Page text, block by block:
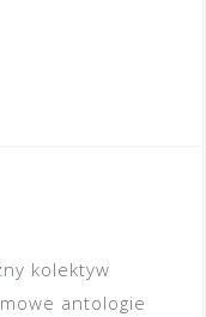
kolektyw
antologie